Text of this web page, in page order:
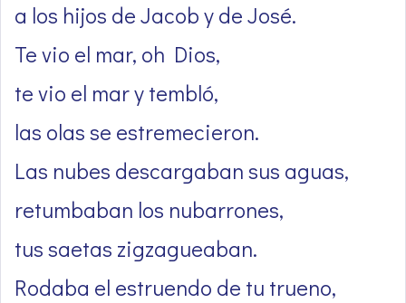
a los hijos de Jacob y de José.
Te vio el mar, oh Dios,
te vio el mar y tembló,
las olas se estremecieron.
Las nubes descargaban sus aguas,
retumbaban los nubarrones,
tus saetas zigzagueaban.
Rodaba el estruendo de tu trueno,